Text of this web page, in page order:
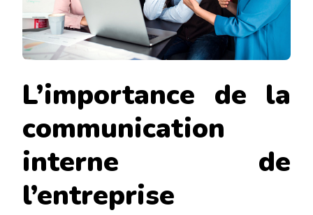
L’importance de la
communication
interne de
l’entreprise